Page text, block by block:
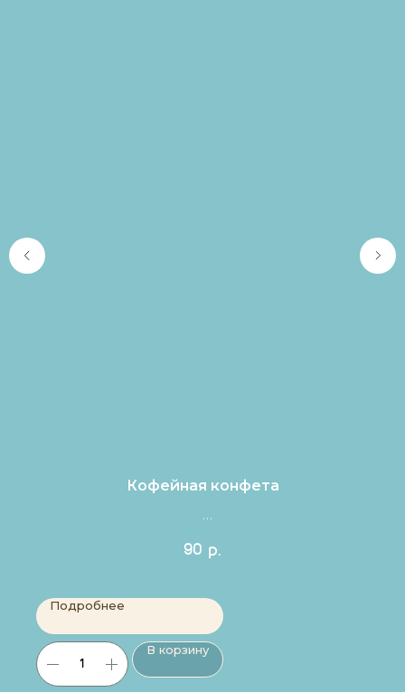
Кофейная конфета
Цена за 1шт.
90 р.
Подробнее
В корзину